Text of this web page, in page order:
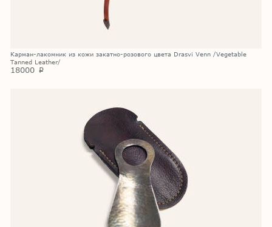
Карман-лакомник из кожи закатно-розового цвета Drasvi Venn /Vegetable
Tanned Leather/
18000 p